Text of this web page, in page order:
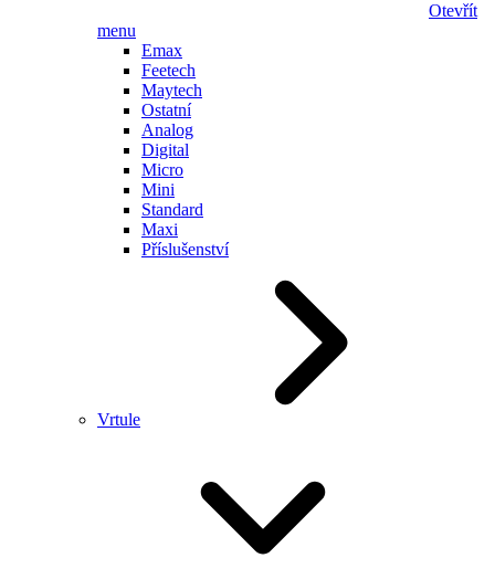
Otevřít
menu
Emax
Feetech
Maytech
Ostatní
Analog
Digital
Micro
Mini
Standard
Maxi
Příslušenství
Vrtule